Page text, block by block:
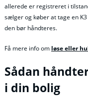
allerede er registreret i
sælger og køber at tage en
den bør håndteres.
Få mere info om løse eller
Sådan
i din bolig